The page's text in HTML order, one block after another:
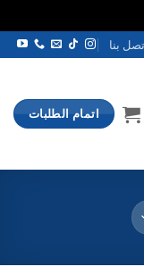
بنا
اتمام الطلبات